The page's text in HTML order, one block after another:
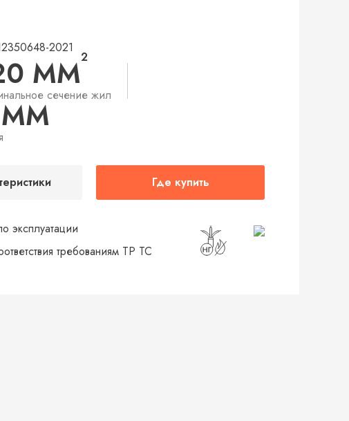
2021
ММ2
сечение жил
ММ
Где купить
эксплуатации
требованиям ТР ТС